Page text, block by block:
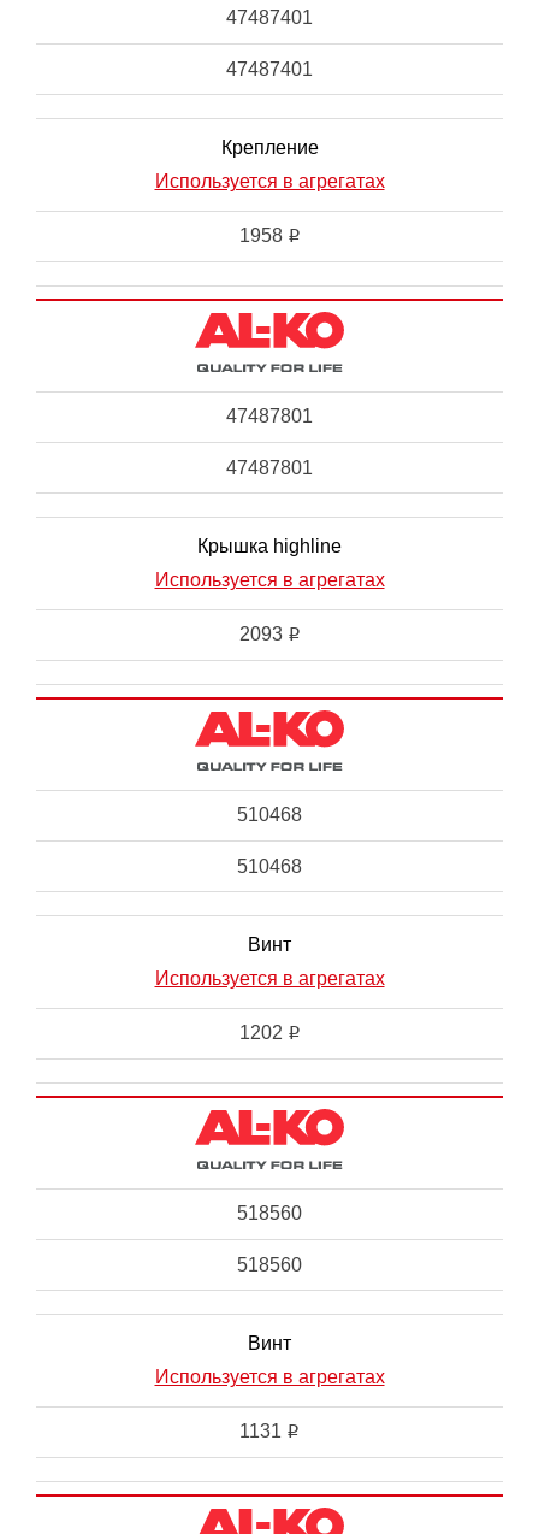
47487401
47487401
Крепление
Используется в агрегатах
1958 i
47487801
47487801
Крышка highline
Используется в агрегатах
2093 i
510468
510468
Винт
Используется в агрегатах
1202 i
518560
518560
Винт
Используется в агрегатах
1131 i